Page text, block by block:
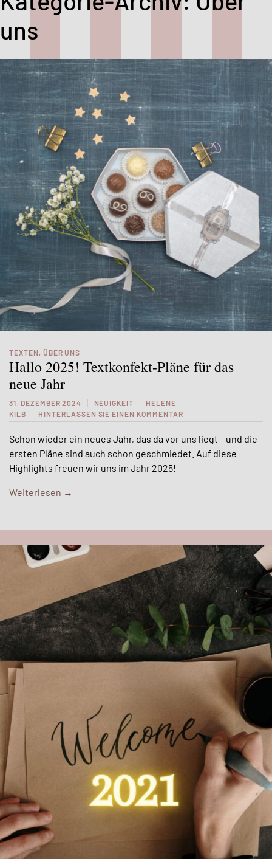
uns
TEXTEN ÜBER UNS
Hallo 2025! Textkonfekt-Pläne für das
neue Jahr
31. DEZEMBER 2024 NEUIGKEIT
HELENE
KILB
HINTERLASSEN SIE EINEN KOMMENTAR
Schon wieder ein neues Jahr, das da vor uns liegt – und die
ersten Pläne sind auch schon geschmiedet. Auf diese
Highlights freuen wir uns im Jahr 2025!
Weiterlesen →